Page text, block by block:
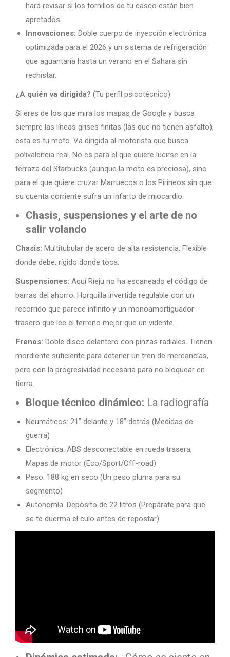
hará revisar si los tornillos de tu casco están bien
apretados.
Innovaciones: Doble cuerpo de inyección electrónica
optimizada para el 2026 y un sistema de refrigeración
que aguantaría hasta un verano en el Sahara sin
rechistar.
¿A quién va dirigida? (Tu perfil psicotécnico)
Si eres de los que mira los mapas de Google y busca
siempre las líneas grises finitas (las que no tienen asfalto),
esta es tu moto. Va dirigida al motorista que busca
polivalencia real. No es para el que quiere lucirse en la
terraza del Starbucks (aunque la moto es preciosa), sino
para el que quiere cruzar Marruecos o los Pirineos sin que
su cuenta corriente sufra un infarto de miocardio.
Chasis, suspensiones y el arte de no
salir volando
Chasis: Multitubular de acero de alta resistencia. Flexible
donde debe, rígido donde toca.
Suspensiones: Aquí Rieju no ha escaneado el código de
barras del ahorro. Horquilla invertida regulable con un
recorrido que parece infinito y un monoamortiguador
trasero que lee el terreno mejor que un vidente.
Frenos: Doble disco delantero con pinzas radiales. Tienen
mordiente suficiente para detener un tren de mercancías,
pero con la progresividad necesaria para no bloquear en
tierra.
Bloque técnico dinámico: La radiografía
Neumáticos: 21″ delante y 18″ detrás (Medidas de
guerra)
Electrónica: ABS desconectable en rueda trasera,
Mapas de motor (Eco/Sport/Off-road)
Peso: 188 kg en seco (Un peso pluma para su
segmento)
Autonomía: Depósito de 22 litros (Prepárate para que
se te duerma el culo antes de repostar)